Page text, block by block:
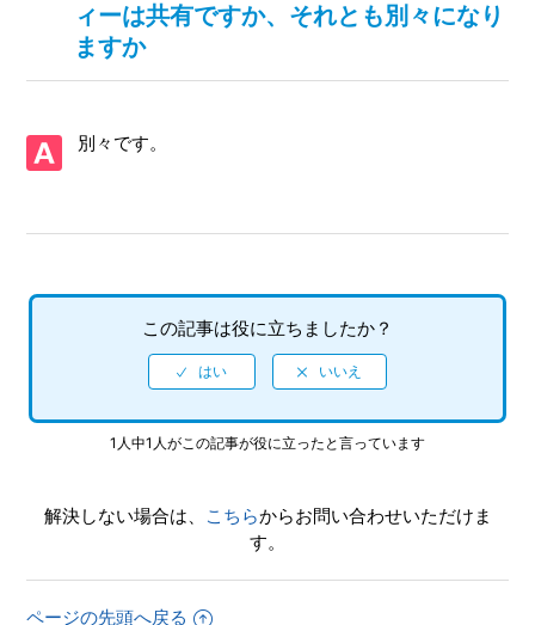
【PS5/龍が如く０ 誓いの場所 Director's Cut】Steam版の問
い合わせ先はどこですか
（マニュアル）はありますか
【PS5/龍が如く０ 誓いの場所 Director's Cut】シェア機能に
対応していますか（制限されている機能はありますか）
【PS5/龍が如く０ 誓いの場所 Director's Cut】ゲームが難し
要素を教えてください
ィーは共有ですか、それとも別々になり
ますか
別々です。
この記事は役に立ちましたか？
1人中1人がこの記事が役に立ったと言っています
解決しない場合は、 こちらからお問い合わせいただけま
す。
ページの先頭へ戻る